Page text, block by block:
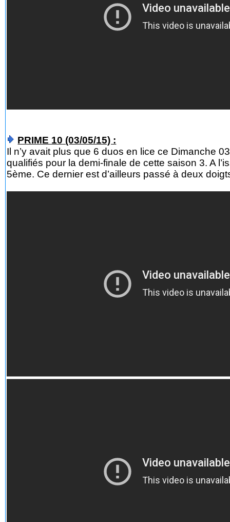
PRIME 10 (03/05/15) :
Il n’y avait plus que 6 duos en lice ce Dimanche
qualifiés pour la demi-finale de cette saison 3. A
5ème. Ce dernier est d’ailleurs passé à deux